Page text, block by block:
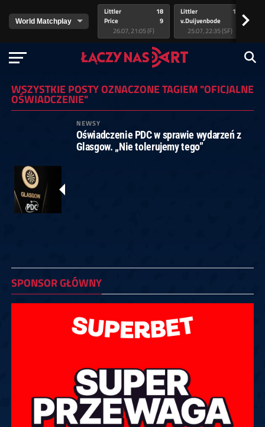
Littler
Price
18
9
26.07, 21:05 (F)
Littler
v.Duijvenbode
17
25.07, 22:35 (SF)
>
WSZYSTKIE POSTY OZNACZONE TAGIEM "OFICJALNE
OŚWIADCZENIE"
NEWSY
Oświadczenie PDC w sprawie wydarzeń z
Glasgow. „Nie tolerujemy tego”
SPONSOR GŁÓWNY